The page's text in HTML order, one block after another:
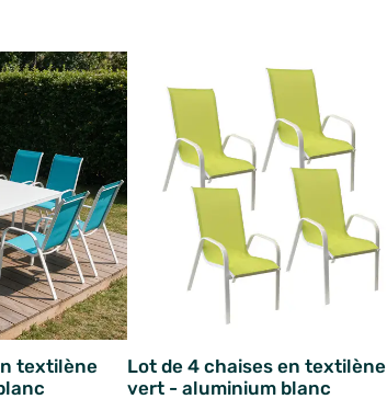
textilène
Lot de 4 chaises en textilène
vert - aluminium blanc